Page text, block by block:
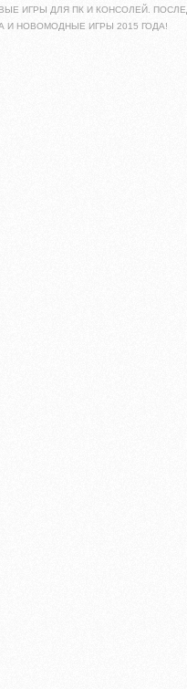
ИГРЫ ДЛЯ ПК И КОНСОЛЕЙ.
И НОВОМОДНЫЕ ИГРЫ 2015 ГОДА!